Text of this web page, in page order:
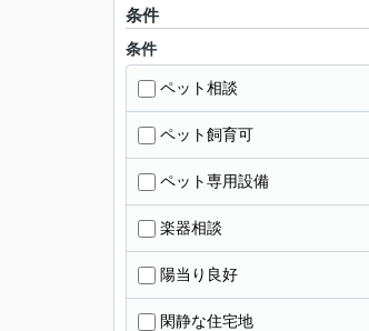
条件
条件
ペット相談
ペット飼育可
ペット専用設備
楽器相談
陽当り良好
閑静な住宅地